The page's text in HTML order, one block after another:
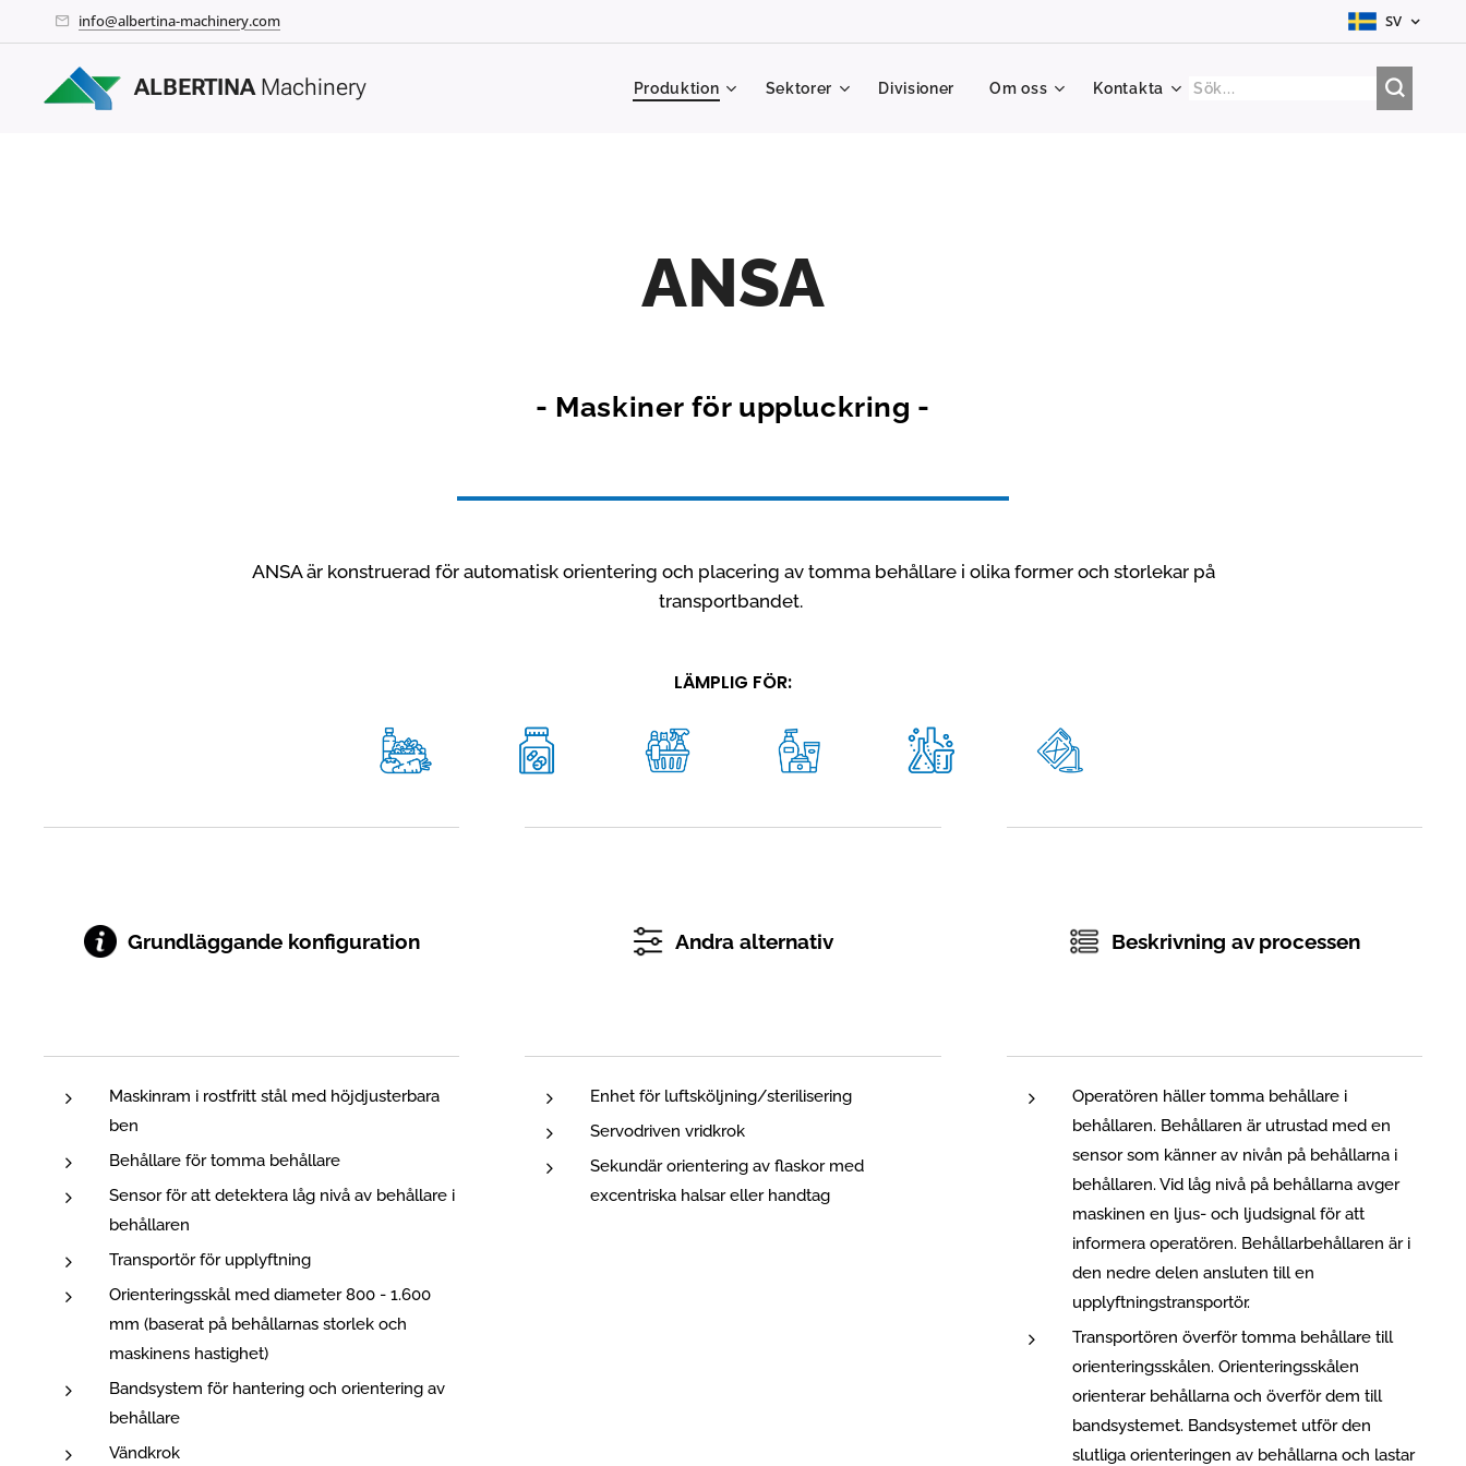
info@albertina-machinery.com SV
ALBERTINA Machinery Produktion Sektorer Divisioner Om oss Kontakta
ANSA
- Maskiner för uppluckring -
ANSA är konstruerad för automatisk orientering och placering av tomma behållare i olika former och storlekar på
transportbandet.
LÄMPLIG FÖR:
Grundläggande konfiguration
Maskinram i rostfritt stål med höjdjusterbara
ben
Behållare för tomma behållare
Sensor för att detektera låg nivå av behållare i
behållaren
Transportör för upplyftning
Orienteringsskål med diameter 800 - 1.600
mm (baserat på behållarnas storlek och
maskinens hastighet)
Bandsystem för hantering och orientering av
behållare
Vändkrok
Andra alternativ
Enhet för luftsköljning/sterilisering
Servodriven vridkrok
Sekundär orientering av flaskor med
excentriska halsar eller handtag
Beskrivning av processen
Operatören häller tomma behållare i
behållaren. Behållaren är utrustad med en
sensor som känner av nivån på behållarna i
behållaren. Vid låg nivå på behållarna avger
maskinen en ljus- och ljudsignal för att
informera operatören. Behållarbehållaren är i
den nedre delen ansluten till en
upplyftningstransportör.
Transportören överför tomma behållare till
orienteringsskålen. Orienteringsskålen
orienterar behållarna och överför dem till
bandsystemet. Bandsystemet utför den
slutliga orienteringen av behållarna och lastar